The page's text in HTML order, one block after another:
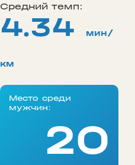
Средний темп:
4.34 мин/
км
Место среди
мужчин:
20